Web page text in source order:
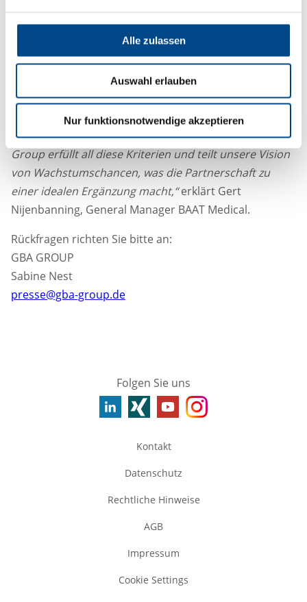
Alle zulassen
Auswahl erlauben
Nur funktionsnotwendige akzeptieren
„Für BAAT Medical war es entscheidend, einen Partner
zu finden, der nicht nur ein komplementäres Netzwerk
im medizinischen Bereich sowie eine physische
Präsenz außerhalb Europas mitbringt, sondern auch
unsere Identität und Arbeitsweise respektiert. Die GBA
Group erfüllt all diese Kriterien und teilt unsere Vision
von Wachstumschancen, was die Partnerschaft zu
einer idealen Ergänzung macht,“erklärt Gert
Nijenbanning, General Manager BAAT Medical.
Rückfragen richten Sie bitte an:
GBA GROUP
Sabine Nest
presse@gba-group.de
Folgen Sie uns
Kontakt
Datenschutz
Rechtliche Hinweise
AGB
Impressum
Cookie Settings